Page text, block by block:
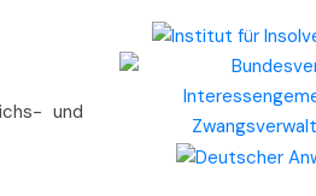
und